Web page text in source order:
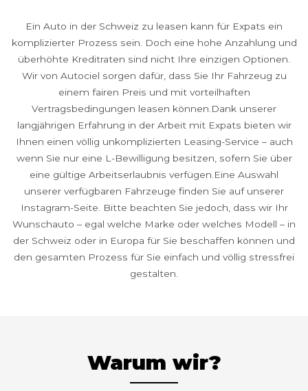
Ein Auto in der Schweiz zu leasen kann für Expats ein
komplizierter Prozess sein. Doch eine hohe Anzahlung und
überhöhte Kreditraten sind nicht Ihre einzigen Optionen.
Wir von Autociel sorgen dafür, dass Sie Ihr Fahrzeug zu
einem fairen Preis und mit vorteilhaften
Vertragsbedingungen leasen können.Dank unserer
langjährigen Erfahrung in der Arbeit mit Expats bieten wir
Ihnen einen völlig unkomplizierten Leasing-Service – auch
wenn Sie nur eine L-Bewilligung besitzen, sofern Sie über
eine gültige Arbeitserlaubnis verfügen.Eine Auswahl
unserer verfügbaren Fahrzeuge finden Sie auf unserer
Instagram-Seite. Bitte beachten Sie jedoch, dass wir Ihr
Wunschauto – egal welche Marke oder welches Modell – in
der Schweiz oder in Europa für Sie beschaffen können und
den gesamten Prozess für Sie einfach und völlig stressfrei
gestalten.
Warum wir?